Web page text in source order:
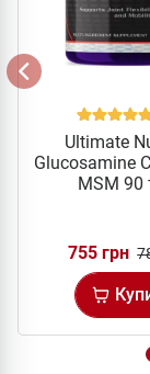
Ultimate
Glucosamine
MSM 90
755 грн